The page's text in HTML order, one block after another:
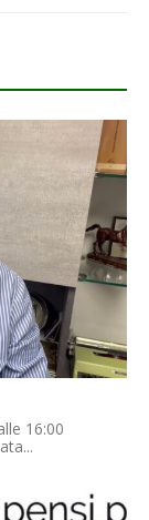
16:00
puntata...